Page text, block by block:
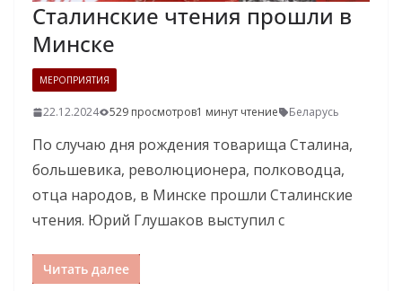
Сталинские чтения прошли в
Минске
МЕРОПРИЯТИЯ
22.12.2024 529 просмотров1 минут чтение Беларусь
По случаю дня рождения товарища Сталина,
большевика, революционера, полководца,
отца народов, в Минске прошли Сталинские
чтения. Юрий Глушаков выступил с
Читать далее